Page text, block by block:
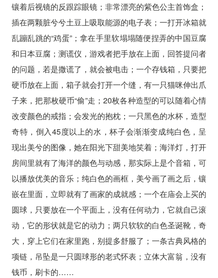
镶着后视镜的反跟踪眼镜；非常漂亮的紫色公主首饰盒；
插在两颗脏兮兮土豆上吸取能源的电子表；一打开冰箱就
乱蹦乱跳的“鸡蛋”；拿在手里软塌塌随便捏弄的中国豆腐
和日本豆腐；测谎仪，游戏者把手放在上面，回答提问者
的问题，若是撒谎了，就会被电击；一个存钱箱，只要把
硬币放在上面，箱子就会打开一个缝，有一只猫咪伸出爪
子来，把那枚硬币“偷”走；20枚各种造型的可以随着心情
改变颜色的戒指；会发光的抱枕；一只黑色的水杯，造型
奇特，倒入45度以上的水，杯子会渐渐变成纯白色，呈
现出美兮的图像，她在阳光下甜美地笑着；海洋灯，打开
房间里就有了海洋的颜色与动感，那实际上是个音箱，可
以播放优美的音乐；纯白色的画框，美兮画了画之后，镶
嵌在里面，立即就有了画家的成就感；一个在庙会上买的
圆球，只要放在一个平面上，没有任何动力，它就自己滚
动，它的形状就是它的动力；两只软软的白色圣诞靴，奇
大，穿上它们在家里跑，别提多舒服了；一条古典风格的
项链，吊坠是一只圆球形的老式怀表；立体大富翁，没有
钱币，刷卡的……